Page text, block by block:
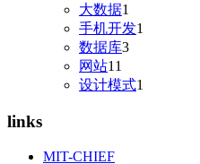
大数据1
手机开发1
数据库3
网站11
设计模式1
links
MIT-CHIEF